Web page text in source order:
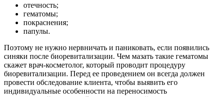
отечность;
гематомы;
покраснения;
папулы.
Поэтому не нужно нервничать и паниковать, если появились
синяки после биоревитализации. Чем мазать такие гематомы
скажет врач-косметолог, который проводит процедуру
биоревитализации. Перед ее проведением он всегда должен
провести обследование клиента, чтобы выявить его
индивидуальные особенности на переносимость